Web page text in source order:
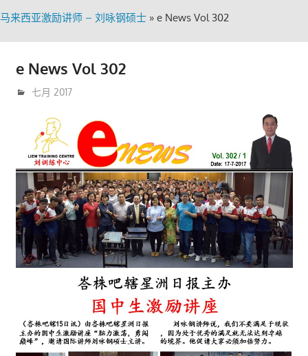
马来西亚激励讲师 – 刘咏钢硕士 » e News Vol 302
e News Vol 302
7月 17, 2017
trainer
七月 2017